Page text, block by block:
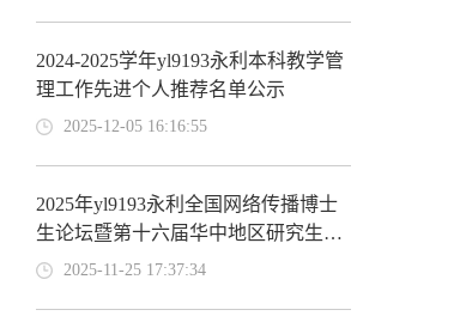
2024-2025学年yl9193永利本科教学管
理工作先进个人推荐名单公示
2025-12-05 16:16:55
2025年yl9193永利全国网络传播博士
生论坛暨第十六届华中地区研究生新
闻传播学术论坛论文入围名单公示
2025-11-25 17:37:34